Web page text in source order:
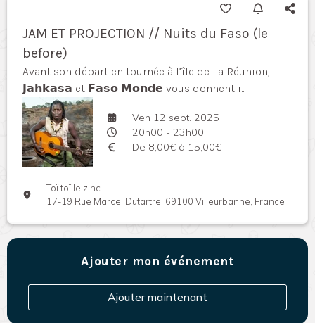
JAM ET PROJECTION // Nuits du Faso (le
before)
Avant son départ en tournée à l’île de La Réunion,
𝗝𝗮𝗵𝗸𝗮𝘀𝗮 et 𝗙𝗮𝘀𝗼 𝗠𝗼𝗻𝗱𝗲 vous donnent r...
Ven 12 sept. 2025
20h00 - 23h00
De 8,00€ à 15,00€
Toï toï le zinc
17-19 Rue Marcel Dutartre, 69100 Villeurbanne, France
Ajouter mon événement
Ajouter maintenant